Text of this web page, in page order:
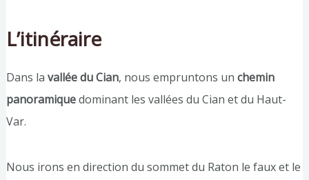
L’itinéraire
Dans la vallée du Cian, nous empruntons un chemin
panoramiquedominant les vallées du Cian et du Haut-
Var.
Nous irons en direction du sommet du Raton le faux et le